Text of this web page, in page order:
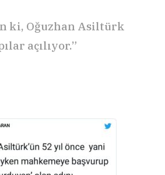
ki, Oğuzhan Asiltürk
açılıyor.”